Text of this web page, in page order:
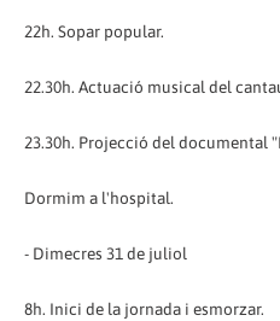
22h. Sopar popular.
22.30h. Actuació musical del
23.30h. Projecció del documental
Dormim a l'hospital.
- Dimecres 31 de juliol
8h. Inici de la jornada i esmorzar.